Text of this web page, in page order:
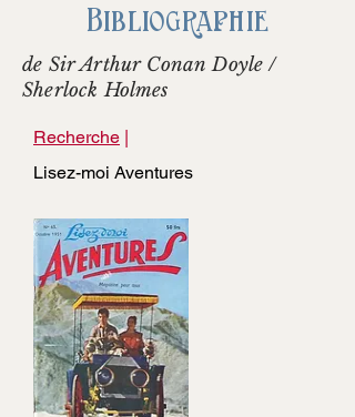
Bibliographie
de Sir Arthur Conan Doyle /
Sherlock Holmes
Recherche |
Lisez-moi Aventures